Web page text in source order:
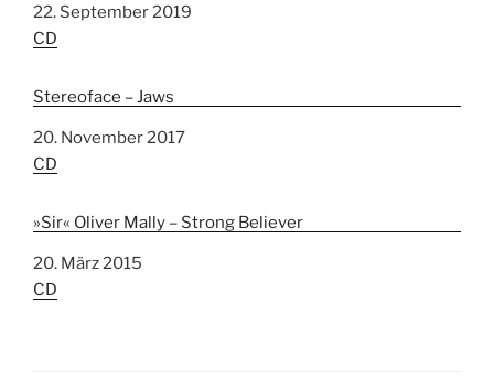
Datum
22. September 2019
In Bezug auf
CD
Stereoface – Jaws
Datum
20. November 2017
In Bezug auf
CD
»Sir« Oliver Mally – Strong Believer
Datum
20. März 2015
In Bezug auf
CD